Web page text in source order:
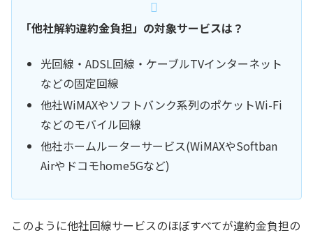
「他社解約違約金負担」の対象サービスは？
光回線・ADSL回線・ケーブルTVインターネット
などの固定回線
他社WiMAXやソフトバンク系列のポケットWi-Fi
などのモバイル回線
他社ホームルーターサービス(WiMAXやSoftban
Airやドコモhome5Gなど)
このように他社回線サービスのほぼすべてが違約金負担の